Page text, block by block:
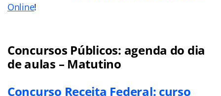
Online!
Concursos Públicos: agenda do dia
de aulas – Matutino
Concurso Receita Federal: curso